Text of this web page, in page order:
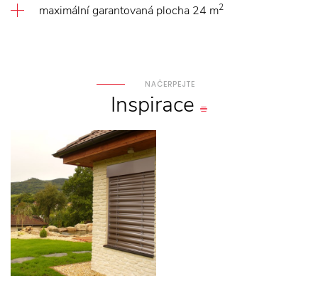
maximální garantovaná plocha 24 m2
NAČERPEJTE
Inspirace